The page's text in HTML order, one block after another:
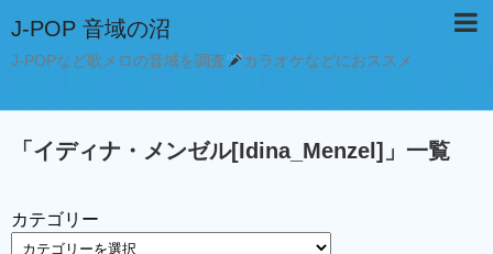
J-POP 音域の沼
J-POPなど歌メロの音域を調査 カラオケなどにおススメ
「 イディナ・メンゼル[Idina_Menzel] 」 一覧
カテゴリー